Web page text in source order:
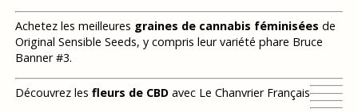
Achetez les meilleures graines de cannabis féminisées de
Original Sensible Seeds, y compris leur variété phare Bruce
Banner #3.
Découvrez les fleurs de CBDavec Le Chanvrier Français